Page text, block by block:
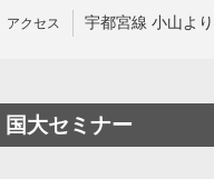
宇都宮線 小山よ
国大セミナー